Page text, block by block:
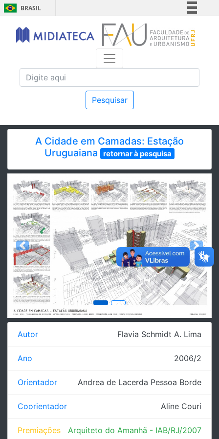
BRASIL
Simplifique!
Comunica BR
Acesso à informação
Pesquisar
A Cidade em Camadas: Estação
Uruguaiana
retornar à pesquisa
Previous Next
Autor Flavia Schmidt A. Lima
Ano 2006/2
Orientador Andrea de Lacerda Pessoa Borde
Coorientador Aline Couri
Premiações Arquiteto do Amanhã - IAB/RJ/2007